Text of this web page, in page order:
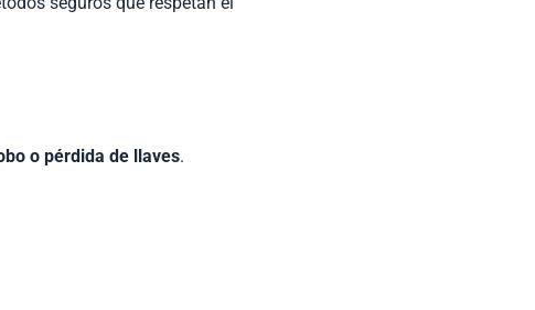
o pérdida de llaves.